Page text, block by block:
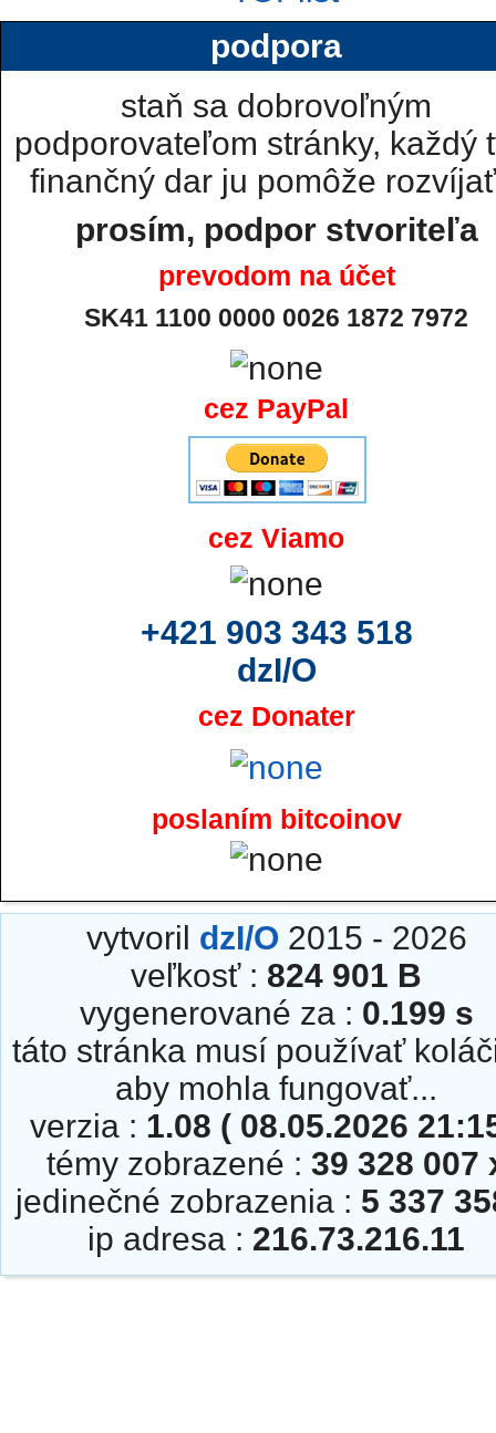
podpora
staň sa dobrovoľným
podporovateľom stránky, každý
finančný dar ju pomôže
prosím, podpor stvoriteľa
prevodom na účet
SK41 1100 0000 0026 1872 7972
cez PayPal
cez Viamo
+421 903 343 518
dzI/O
cez Donater
poslaním bitcoinov
vytvoril dzI/O 2015 - 2026
veľkosť : 824 901 B
vygenerované za : 0.199 s
táto stránka musí používať
aby mohla fungovať...
verzia : 1.08 ( 08.05.2026
témy zobrazené : 39 328 007
jedinečné zobrazenia : 5 337
ip adresa : 216.73.216.11